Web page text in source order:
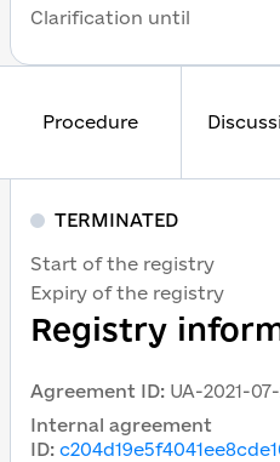
Procedure
Registry
Agreement ID: UA-2021-
Internal agreement
ID:
TERMINATED
Start of the registry
Expiry of the registry
Clarification until